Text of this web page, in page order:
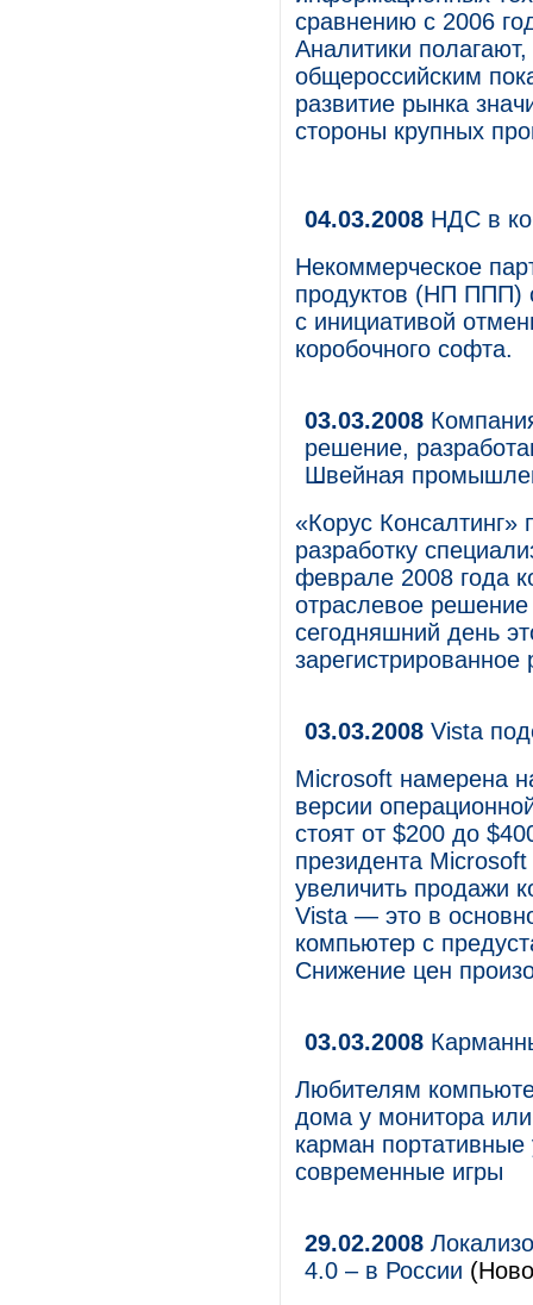
сравнению с 2006
Аналитики полагают,
общероссийским
развитие рынка
стороны крупных
04.03.2008 НДС в
Некоммерческое
продуктов (НП ППП)
с инициативой
коробочного софта.
03.03.2008
решение,
Швейная
«Корус Консалтинг»
разработку
феврале 2008 года
отраслевое
сегодняшний день
03.03.2008 Vista
Microsoft намерена
версии
стоят от $200 до
президента
увеличить продажи
Vista — это в
компьютер с
Снижение цен
03.03.2008
Любителям
дома у монитора
карман
современные игры
29.02.2008
4.0 – в России